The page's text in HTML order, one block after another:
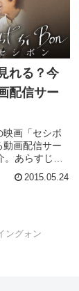
れる？今
配信サー
画「セシボ
動画配信サー
。あらすじや
フ、主題歌の
見た人の感想
2015.05.24
ングォン